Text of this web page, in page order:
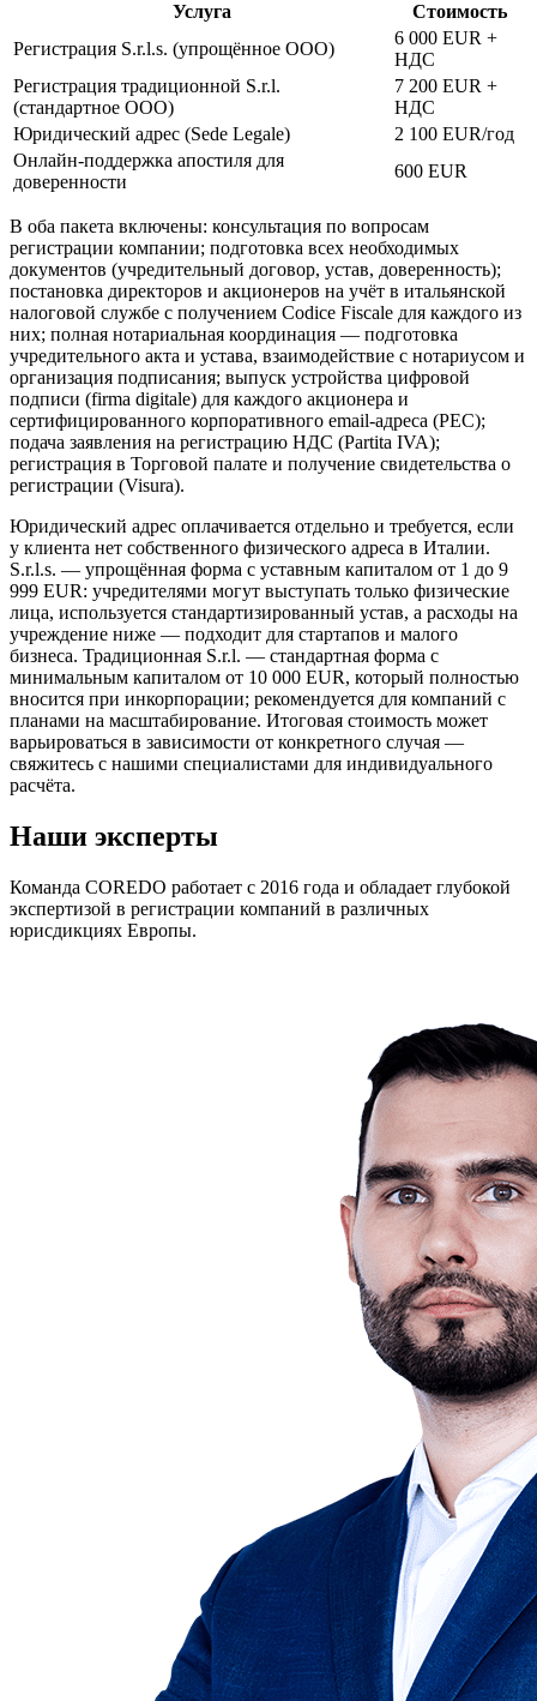
Услуга
Стоимость
Регистрация S.r.l.s. (упрощённое ООО)
6 000 EUR +
НДС
Регистрация традиционной S.r.l.
(стандартное ООО)
7 200 EUR +
НДС
Юридический адрес (Sede Legale)
2 100 EUR/год
Онлайн-поддержка апостиля для
доверенности
600 EUR
В оба пакета включены: консультация по вопросам
регистрации компании; подготовка всех необходимых
документов (учредительный договор, устав, доверенность);
постановка директоров и акционеров на учёт в итальянской
налоговой службе с получением Codice Fiscale для каждого из
них; полная нотариальная координация — подготовка
учредительного акта и устава, взаимодействие с нотариусом и
организация подписания; выпуск устройства цифровой
подписи (firma digitale) для каждого акционера и
сертифицированного корпоративного email-адреса (PEC);
подача заявления на регистрацию НДС (Partita IVA);
регистрация в Торговой палате и получение свидетельства о
регистрации (Visura).
Юридический адрес оплачивается отдельно и требуется, если
у клиента нет собственного физического адреса в Италии.
S.r.l.s. — упрощённая форма с уставным капиталом от 1 до 9
999 EUR: учредителями могут выступать только физические
лица, используется стандартизированный устав, а расходы на
учреждение ниже — подходит для стартапов и малого
бизнеса. Традиционная S.r.l. — стандартная форма с
минимальным капиталом от 10 000 EUR, который полностью
вносится при инкорпорации; рекомендуется для компаний с
планами на масштабирование. Итоговая стоимость может
варьироваться в зависимости от конкретного случая —
свяжитесь с нашими специалистами для индивидуального
расчёта.
Наши эксперты
Команда COREDO работает с 2016 года и обладает глубокой
экспертизой в регистрации компаний в различных
юрисдикциях Европы.